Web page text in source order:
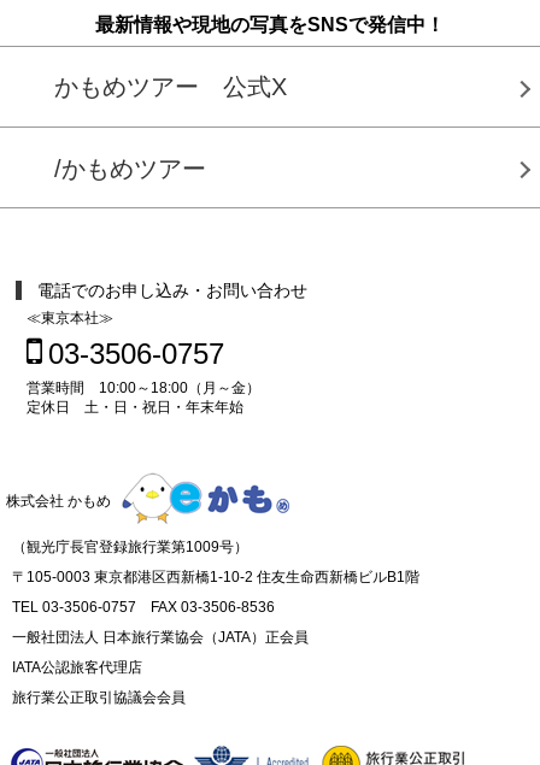
最新情報や現地の写真をSNSで発信中！
かもめツアー 公式X
/かもめツアー
電話でのお申し込み・お問い合わせ
≪東京本社≫
03-3506-0757
営業時間 10:00～18:00（月～金）
定休日 土・日・祝日・年末年始
株式会社 かもめ
（観光庁長官登録旅行業第1009号）
〒105-0003 東京都港区西新橋1-10-2 住友生命西新橋ビルB1階
TEL 03-3506-0757 FAX 03-3506-8536
一般社団法人 日本旅行業協会（JATA）正会員
IATA公認旅客代理店
旅行業公正取引協議会会員